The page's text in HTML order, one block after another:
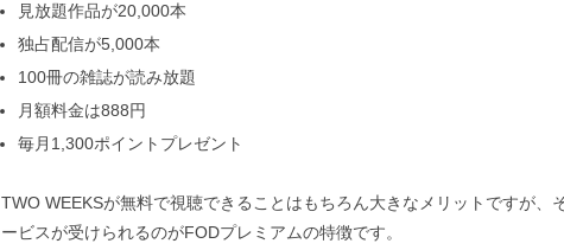
見放題作品が20,000本
独占配信が5,000本
100冊の雑誌が読み放題
月額料金は888円
毎月1,300ポイントプレゼント
TWO WEEKSが無料で視聴できることはもちろん大きなメリットですが、
ービスが受けられるのがFODプレミアムの特徴です。